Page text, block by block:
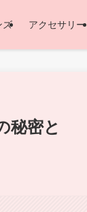
ズ アクセサリー
秘密と